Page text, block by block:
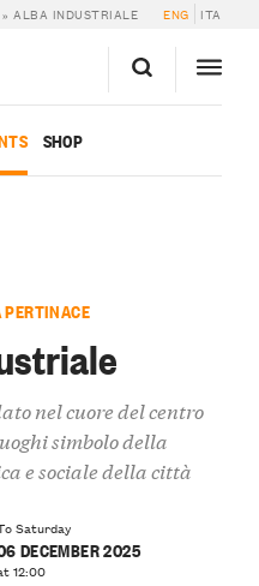
»ALBA INDUSTRIALE ENG ITA
SHOP
nel cuore del centro
simbolo della
e sociale della città
Saturday
DECEMBER 2025
12:00